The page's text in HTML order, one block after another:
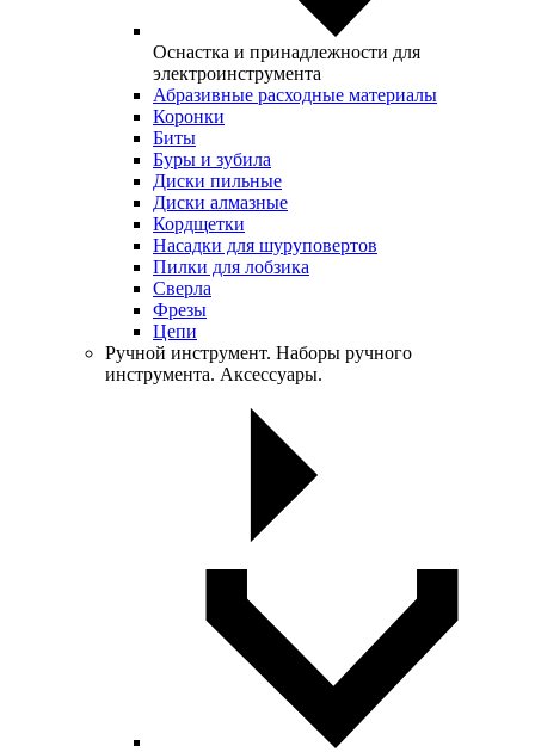
Оснастка и принадлежности для
электроинструмента
Абразивные расходные материалы
Коронки
Биты
Буры и зубила
Диски пильные
Диски алмазные
Кордщетки
Насадки для шуруповертов
Пилки для лобзика
Сверла
Фрезы
Цепи
Ручной инструмент. Наборы ручного
инструмента. Аксессуары.